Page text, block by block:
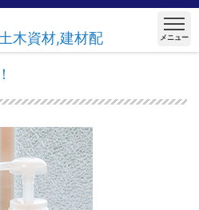
木資材,建材配 メニュー